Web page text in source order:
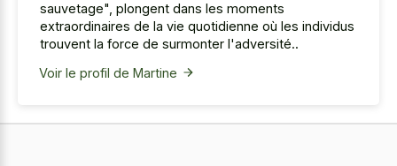
sauvetage", plongent dans les moments
extraordinaires de la vie quotidienne où les individus
trouvent la force de surmonter l'adversité..
Voir le profil de Martine